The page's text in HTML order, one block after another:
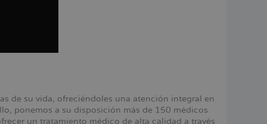
de su vida, ofreciéndoles una atención integral en
ponemos a su disposición más de 150 médicos
un tratamiento médico de alta calidad a través